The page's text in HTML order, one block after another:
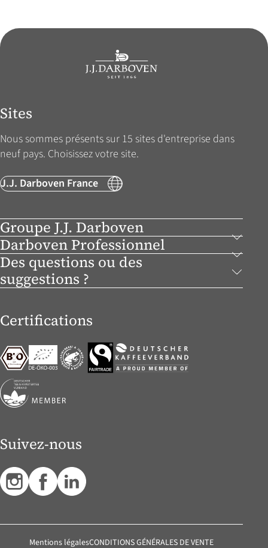
Groupe J.J. Darboven
Sites
Nous sommes présents sur 15 sites d'entreprise dans
neuf pays. Choisissez votre site.
J.J. Darboven France
Darboven Professionnel
Des questions ou des
suggestions ?
Certifications
Suivez-nous
Mentions légalesCONDITIONS GÉNÉRALES DE VENTE